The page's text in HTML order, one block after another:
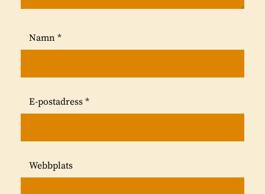
Namn *
E-postadress *
Webbplats